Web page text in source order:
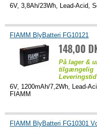
6V, 3,8Ah/23Wh, Lead-Acid,
FIAMM BlyBatteri FG10121
148,00
På lager &
tilgængelig
6V, 1200mAh/7,2Wh, Lead-
FIAMM
FIAMM BlyBatteri FG10301